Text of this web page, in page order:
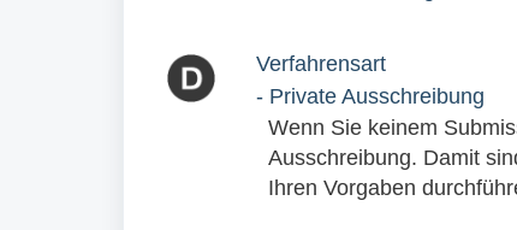
Verfahrensart
- Private Ausschreibung
Wenn Sie keinem
Ausschreibung. Damit
Ihren Vorgaben